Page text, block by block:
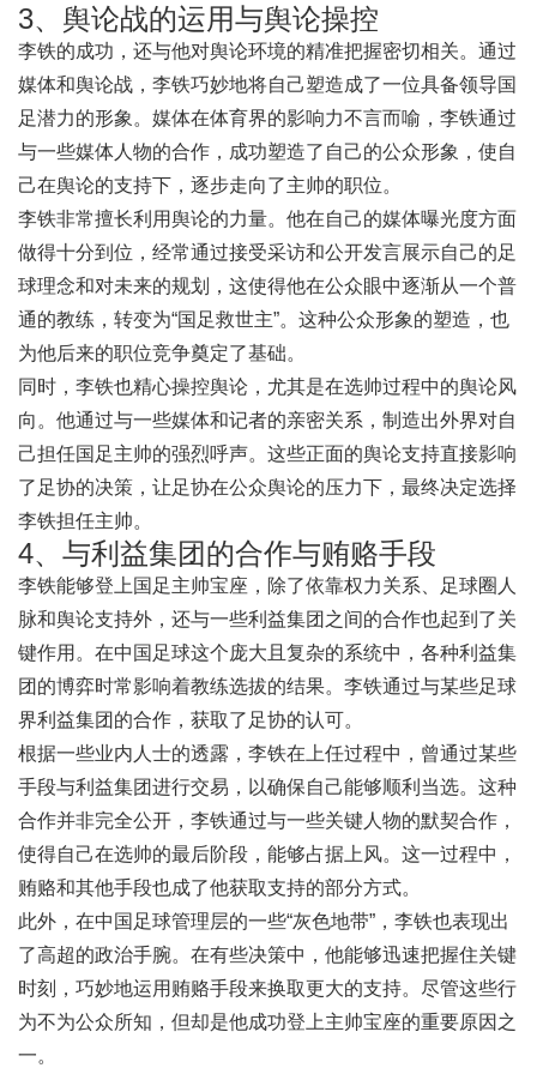
3、舆论战的运用与舆论操控
李铁的成功，还与他对舆论环境的精准把握密切相关。通过
媒体和舆论战，李铁巧妙地将自己塑造成了一位具备领导国
足潜力的形象。媒体在体育界的影响力不言而喻，李铁通过
与一些媒体人物的合作，成功塑造了自己的公众形象，使自
己在舆论的支持下，逐步走向了主帅的职位。
李铁非常擅长利用舆论的力量。他在自己的媒体曝光度方面
做得十分到位，经常通过接受采访和公开发言展示自己的足
球理念和对未来的规划，这使得他在公众眼中逐渐从一个普
通的教练，转变为“国足救世主”。这种公众形象的塑造，也
为他后来的职位竞争奠定了基础。
同时，李铁也精心操控舆论，尤其是在选帅过程中的舆论风
向。他通过与一些媒体和记者的亲密关系，制造出外界对自
己担任国足主帅的强烈呼声。这些正面的舆论支持直接影响
了足协的决策，让足协在公众舆论的压力下，最终决定选择
李铁担任主帅。
4、与利益集团的合作与贿赂手段
李铁能够登上国足主帅宝座，除了依靠权力关系、足球圈人
脉和舆论支持外，还与一些利益集团之间的合作也起到了关
键作用。在中国足球这个庞大且复杂的系统中，各种利益集
团的博弈时常影响着教练选拔的结果。李铁通过与某些足球
界利益集团的合作，获取了足协的认可。
根据一些业内人士的透露，李铁在上任过程中，曾通过某些
手段与利益集团进行交易，以确保自己能够顺利当选。这种
合作并非完全公开，李铁通过与一些关键人物的默契合作，
使得自己在选帅的最后阶段，能够占据上风。这一过程中，
贿赂和其他手段也成了他获取支持的部分方式。
此外，在中国足球管理层的一些“灰色地带”，李铁也表现出
了高超的政治手腕。在有些决策中，他能够迅速把握住关键
时刻，巧妙地运用贿赂手段来换取更大的支持。尽管这些行
为不为公众所知，但却是他成功登上主帅宝座的重要原因之
一。